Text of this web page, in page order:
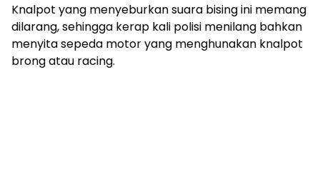
Knalpot yang menyeburkan suara bising ini memang
dilarang, sehingga kerap kali polisi menilang bahkan
menyita sepeda motor yang menghunakan knalpot
brong atau racing.